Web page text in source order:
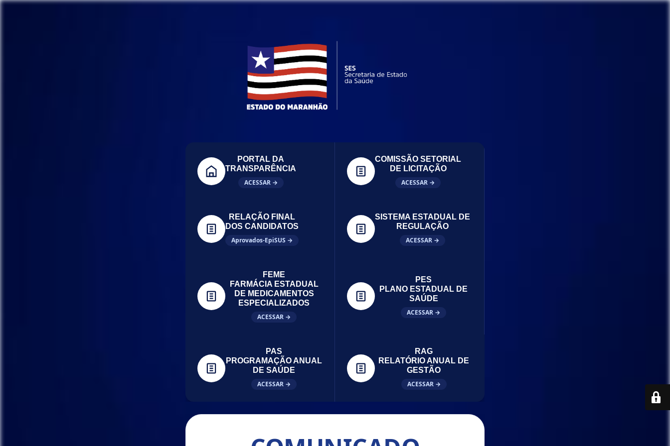
PORTAL DA
TRANSPARÊNCIA
ACESSAR →
COMISSÃO SETORIAL
DE LICITAÇÃO
ACESSAR →
RELAÇÃO FINAL
DOS CANDIDATOS
Aprovados-EpiSUS →
SISTEMA ESTADUAL DE
REGULAÇÃO
ACESSAR →
FEME
FARMÁCIA ESTADUAL
DE MEDICAMENTOS
ESPECIALIZADOS
ACESSAR →
PES
PLANO ESTADUAL DE
SAÚDE
ACESSAR →
PAS
PROGRAMAÇÃO ANUAL
DE SAÚDE
ACESSAR →
RAG
RELATÓRIO ANUAL DE
GESTÃO
ACESSAR →